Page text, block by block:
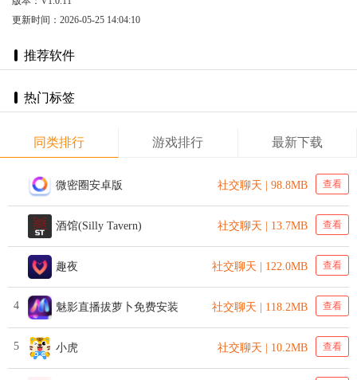
更新时间：2026-05-25 14:04:10
推荐软件
热门标签
同类排行 游戏排行 最新下载
微密圈安卓版 社交聊天 | 98.8MB 查看
酒馆(Silly Tavern) 社交聊天 | 13.7MB 查看
趣夜 社交聊天 | 122.0MB 查看
4 魅影直播拔萝卜免费安装 社交聊天 | 118.2MB 查看
5 小虎 社交聊天 | 10.2MB 查看